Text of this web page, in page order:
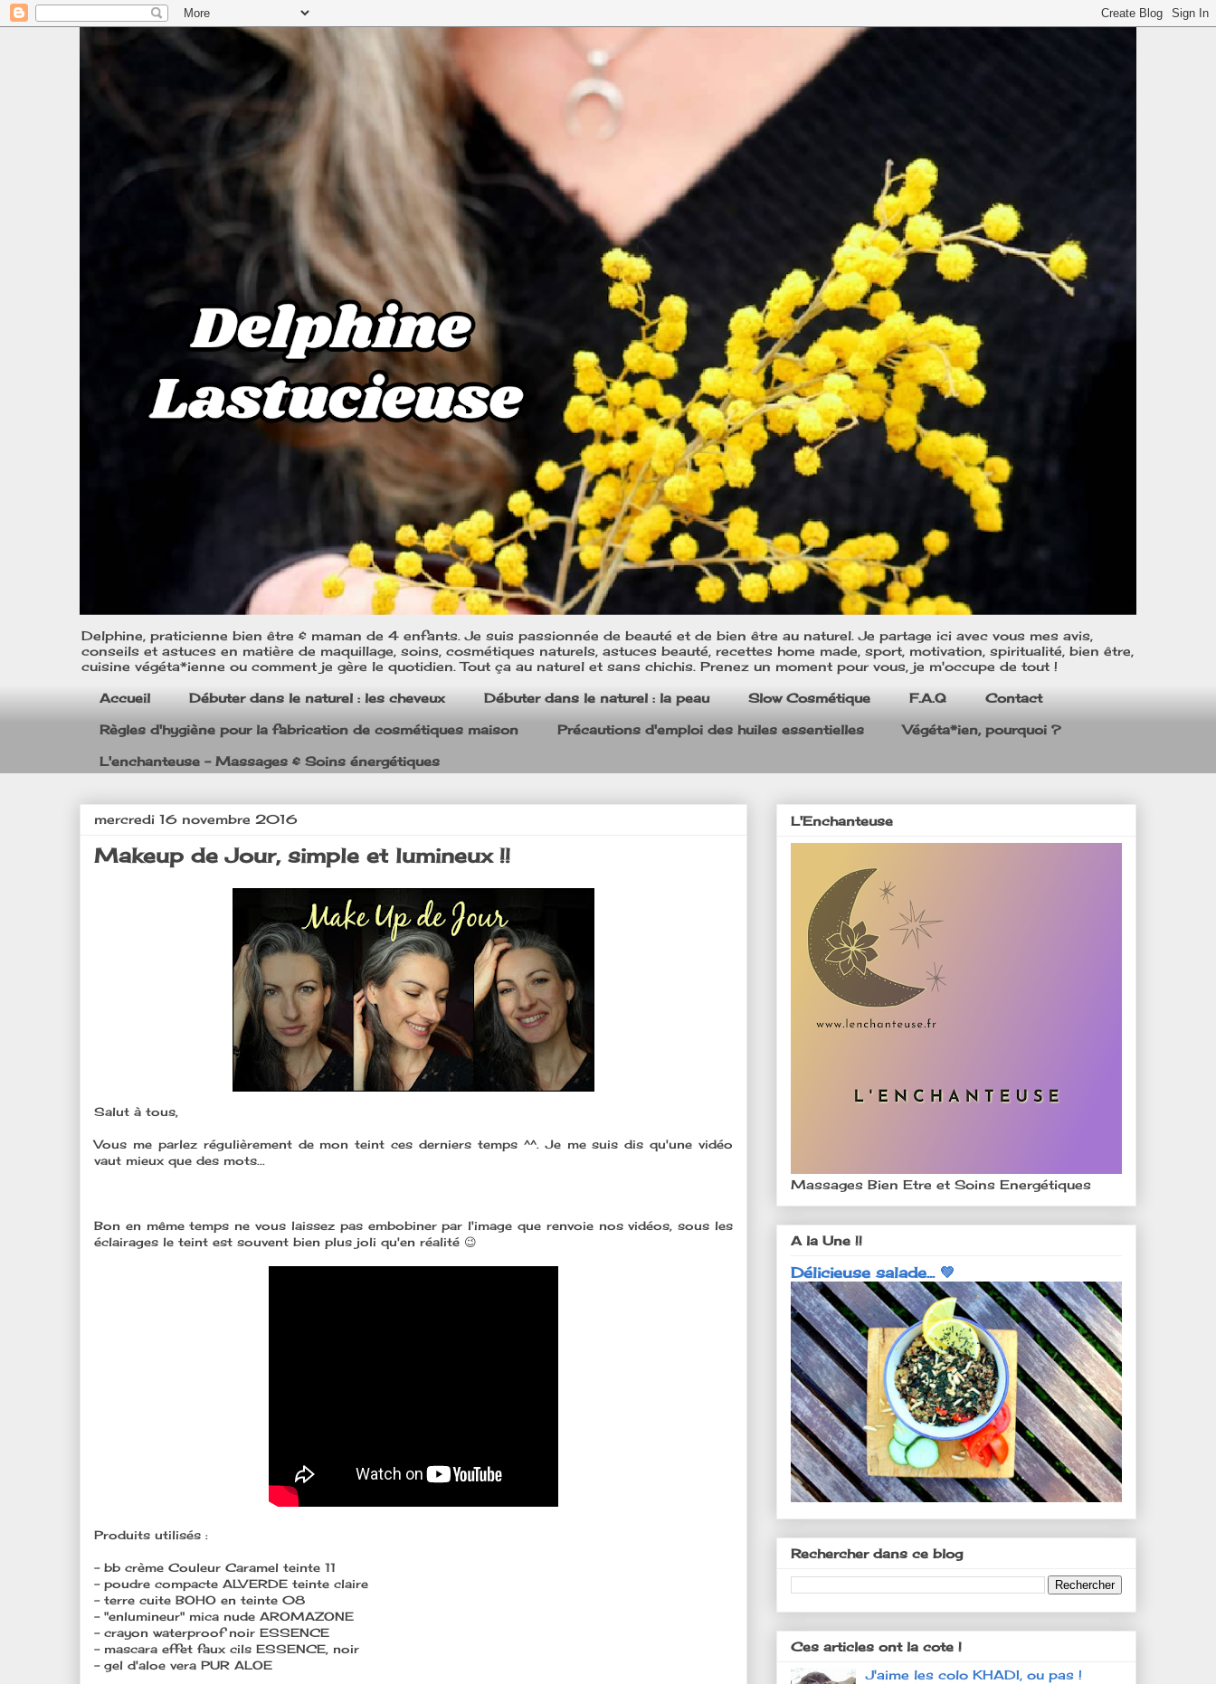
Delphine, praticienne bien être & maman de 4 enfants. Je suis passionnée de beauté et de bien être au naturel. Je partage ici avec vous mes avis,
conseils et astuces en matière de maquillage, soins, cosmétiques naturels, astuces beauté, recettes home made, sport, motivation, spiritualité, bien être,
cuisine végéta*ienne ou comment je gère le quotidien. Tout ça au naturel et sans chichis. Prenez un moment pour vous, je m'occupe de tout !
Accueil Débuter dans le naturel : les cheveux Débuter dans le naturel : la peau Slow Cosmétique F.A.Q Contact
Règles d'hygiène pour la fabrication de cosmétiques maison Précautions d'emploi des huiles essentielles Végéta*ien, pourquoi ?
L'enchanteuse - Massages & Soins énergétiques
mercredi 16 novembre 2016
Makeup de Jour, simple et lumineux !!
Salut à tous,
Vous me parlez régulièrement de mon teint ces derniers temps ^^. Je me suis dis qu'une vidéo
vaut mieux que des mots...
Bon en même temps ne vous laissez pas embobiner par l'image que renvoie nos vidéos, sous les
éclairages le teint est souvent bien plus joli qu'en réalité 😉
Produits utilisés :
- bb crème Couleur Caramel teinte 11
- poudre compacte ALVERDE teinte claire
- terre cuite BOHO en teinte 08
- "enlumineur" mica nude AROMAZONE
- crayon waterproof noir ESSENCE
- mascara effet faux cils ESSENCE, noir
- gel d'aloe vera PUR ALOE
L'Enchanteuse
Massages Bien Etre et Soins Energétiques
A la Une !!
Délicieuse salade... 💚
Rechercher dans ce blog
Ces articles ont la cote !
J'aime les colo KHADI, ou pas !